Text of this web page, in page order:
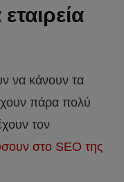
να κάνουν τα
πάρα πολύ
τον
στο SEO της